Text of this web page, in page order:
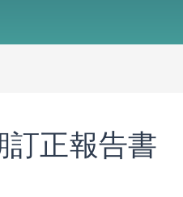
正報告書